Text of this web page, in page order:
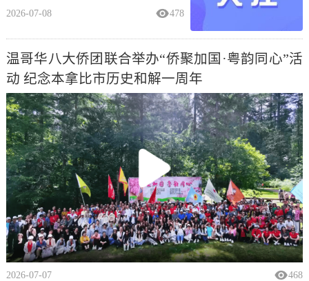
2026-07-08 478
温哥华八大侨团联合举办“侨聚加国·粤韵同心”活
动 纪念本拿比市历史和解一周年
2026-07-07 468